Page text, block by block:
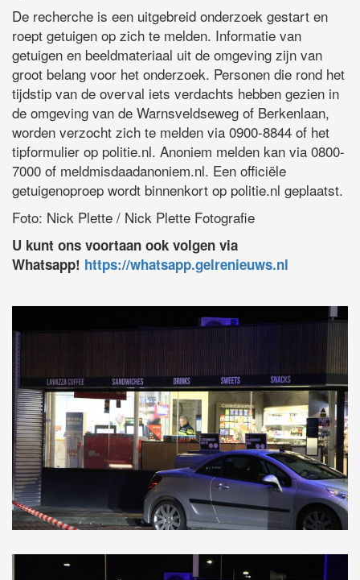
De recherche is een uitgebreid onderzoek gestart en
roept getuigen op zich te melden. Informatie van
getuigen en beeldmateriaal uit de omgeving zijn van
groot belang voor het onderzoek. Personen die rond het
tijdstip van de overval iets verdachts hebben gezien in
de omgeving van de Warnsveldseweg of Berkenlaan,
worden verzocht zich te melden via 0900-8844 of het
tipformulier op politie.nl. Anoniem melden kan via 0800-
7000 of meldmisdaadanoniem.nl. Een officiële
getuigenoproep wordt binnenkort op politie.nl geplaatst.
Foto: Nick Plette / Nick Plette Fotografie
U kunt ons voortaan ook volgen via
Whatsapp! https://whatsapp.gelrenieuws.nl